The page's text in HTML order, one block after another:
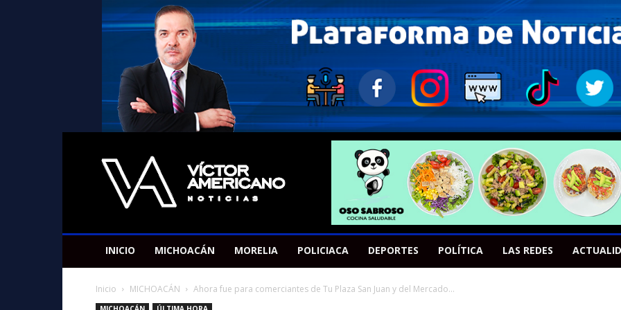
Americano
Victor
INICIO MICHOACÁN MORELIA POLICIACA DEPORTES POLÍTICA LAS REDES
Inicio MICHOACÁN Ahora fue para comerciantes de Tu Plaza San Juan y del Mercado...